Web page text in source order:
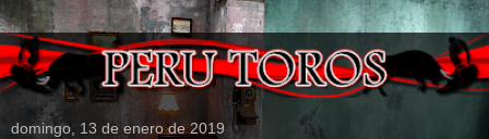
domingo, 13 de enero de 2019